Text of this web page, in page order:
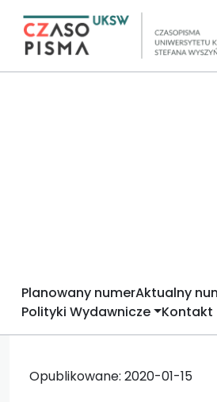
Planowany numerAktualny
Polityki Wydawnicze Kontakt
Opublikowane: 2020-01-15